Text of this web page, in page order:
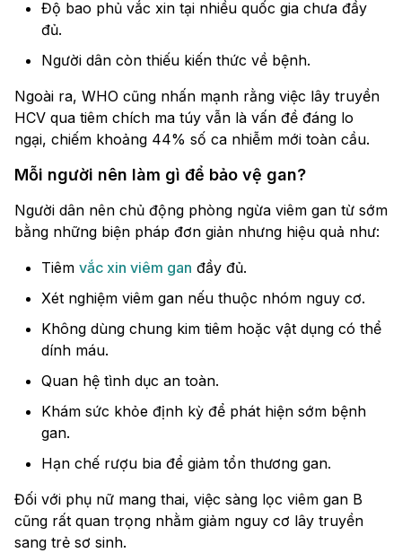
Độ bao phủ vắc xin tại nhiều quốc gia chưa đầy
đủ.
Người dân còn thiếu kiến thức về bệnh.
Ngoài ra, WHO cũng nhấn mạnh rằng việc lây truyền
HCV qua tiêm chích ma túy vẫn là vấn đề đáng lo
ngại, chiếm khoảng 44% số ca nhiễm mới toàn cầu.
Mỗi người nên làm gì để bảo vệ gan?
Người dân nên chủ động phòng ngừa viêm gan từ sớm
bằng những biện pháp đơn giản nhưng hiệu quả như:
Tiêm vắc xin viêm gan đầy đủ.
Xét nghiệm viêm gan nếu thuộc nhóm nguy cơ.
Không dùng chung kim tiêm hoặc vật dụng có thể
dính máu.
Quan hệ tình dục an toàn.
Khám sức khỏe định kỳ để phát hiện sớm bệnh
gan.
Hạn chế rượu bia để giảm tổn thương gan.
Đối với phụ nữ mang thai, việc sàng lọc viêm gan B
cũng rất quan trọng nhằm giảm nguy cơ lây truyền
sang trẻ sơ sinh.